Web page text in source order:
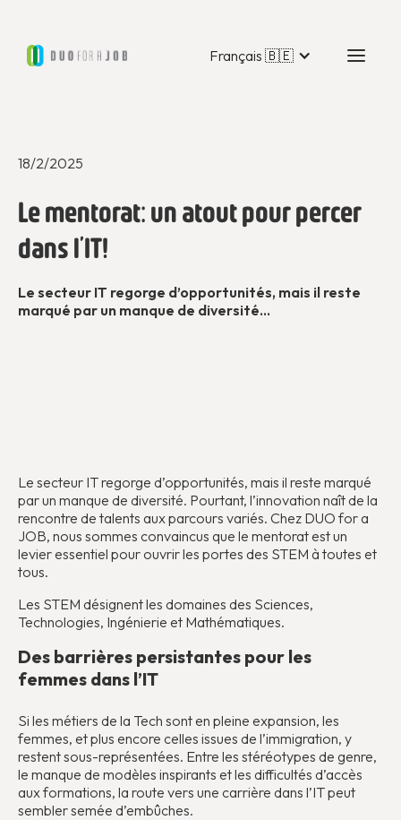
Français 🇧🇪
18/2/2025
Le mentorat: un atout pour percer
dans l’IT!
Le secteur IT regorge d’opportunités, mais il reste
marqué par un manque de diversité...
Le secteur IT regorge d’opportunités, mais il reste marqué
par un manque de diversité. Pourtant, l’innovation naît de la
rencontre de talents aux parcours variés. Chez DUO for a
JOB, nous sommes convaincus que le mentorat est un
levier essentiel pour ouvrir les portes des STEM à toutes et
tous.
Les STEM désignent les domaines des Sciences,
Technologies, Ingénierie et Mathématiques.
Des barrières persistantes pour les
femmes dans l’IT
Si les métiers de la Tech sont en pleine expansion, les
femmes, et plus encore celles issues de l’immigration, y
restent sous-représentées. Entre les stéréotypes de genre,
le manque de modèles inspirants et les difficultés d’accès
aux formations, la route vers une carrière dans l’IT peut
sembler semée d’embûches.